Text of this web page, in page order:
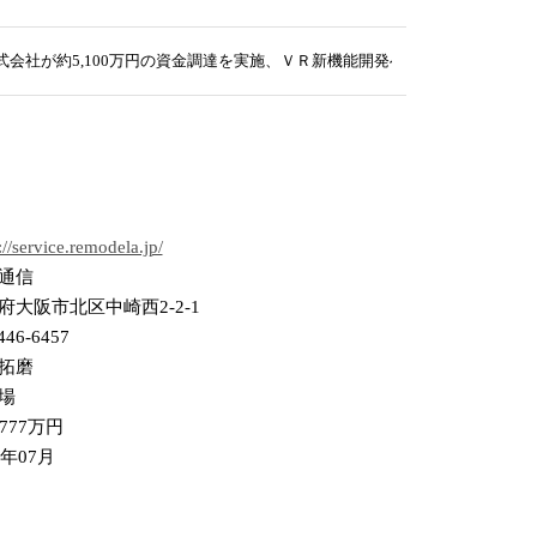
社が約5,100万円の資金調達を実施、ＶＲ新機能開発へ
service.remodela.jp/
信
大阪市北区中崎西2-2-1
6457
磨
万円
07月